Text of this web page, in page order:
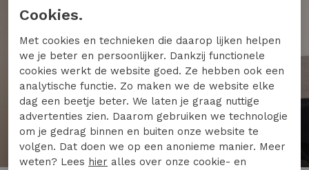
50%
Cookies.
Met cookies en technieken die daarop lijken helpen
we je beter en persoonlijker. Dankzij functionele
cookies werkt de website goed. Ze hebben ook een
analytische functie. Zo maken we de website elke
dag een beetje beter. We laten je graag nuttige
advertenties zien. Daarom gebruiken we technologie
om je gedrag binnen en buiten onze website te
volgen. Dat doen we op een anonieme manier. Meer
weten? Lees hier alles over onze cookie- en